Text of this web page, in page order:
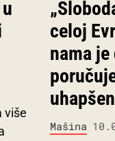
više
celoj
nama je
Mašina